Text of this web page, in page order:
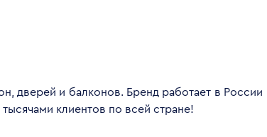
дверей и балконов. Бренд работает в России
клиентов по всей стране!